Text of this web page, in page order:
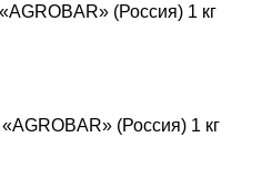
(Россия) 1 кг
(Россия) 1 кг